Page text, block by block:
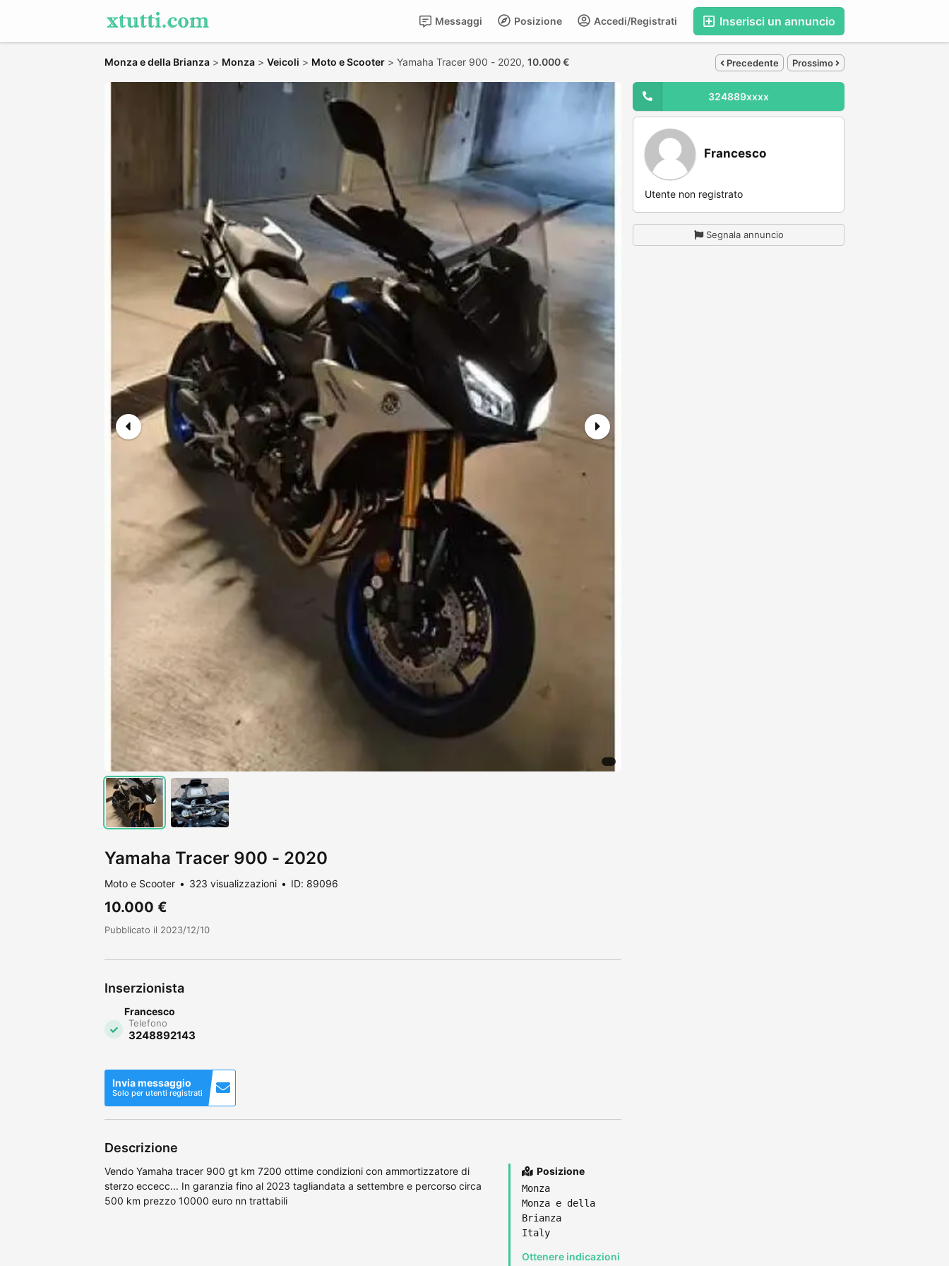
Inserisci un annuncio
Accedi/Registrati
Posizione
Messaggi
Monza e della Brianza > Monza > Veicoli > Moto e Scooter > Yamaha Tracer 900 - 2020, 10.000 € Precedente Prossimo
Yamaha Tracer 900 - 2020
Moto e Scooter 323 visualizzazioni ID: 89096
10.000 €
Pubblicato il 2023/12/10
Inserzionista
Francesco
Telefono
3248892143
Invia messaggio
Solo per utenti registrati
Descrizione
Vendo Yamaha tracer 900 gt km 7200 ottime condizioni con ammortizzatore di
sterzo eccecc... In garanzia fino al 2023 tagliandata a settembre e percorso circa
500 km prezzo 10000 euro nn trattabili
Posizione
Monza
Monza e della
Brianza
Italy
Ottenere indicazioni
324889xxxx
Francesco
Utente non registrato
Segnala annuncio